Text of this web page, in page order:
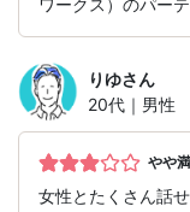
ワークス）のパーテ
りゆさん
20代｜男性
やや
女性とたくさん話